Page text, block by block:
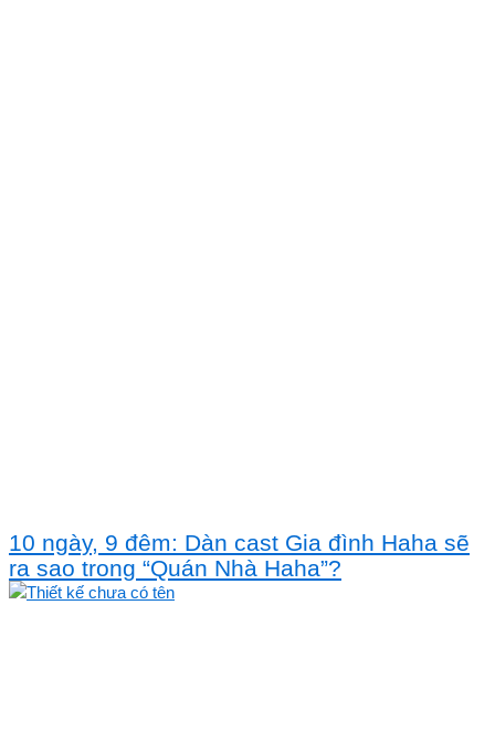
10 ngày, 9 đêm: Dàn cast Gia đình Haha sẽ
ra sao trong “Quán Nhà Haha”?